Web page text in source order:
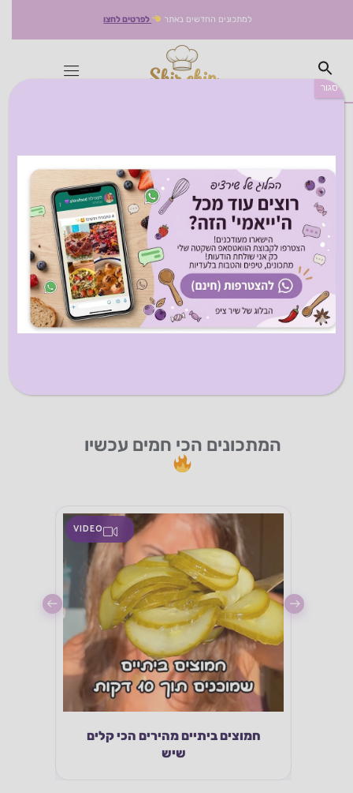
למתכונים החדשים באתר לפרטים לחצו
המתכונים הכי חמים עכשיו
VIDEO
חמוצים ביתיים מהירים הכי קלים
שיש
סגור